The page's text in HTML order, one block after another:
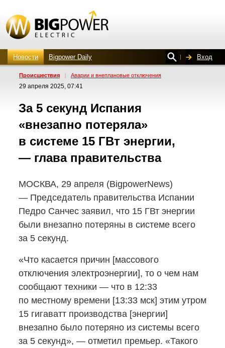
Новости Bigpower Daily Вход
Проиcшествия | Аварии и внеплановые отключения
29 апреля 2025, 07:41
За 5 секунд Испания
«внезапно потеряла»
в системе 15 ГВт энергии,
— глава правительства
МОСКВА, 29 апреля (BigpowerNews)
— Председатель правительства Испании
Педро Санчес заявил, что 15 ГВт энергии
были внезапно потеряны в системе всего
за 5 секунд.
«Что касается причин [массового
отключения электроэнергии], то о чем нам
сообщают техники — что в 12:33
по местному времени [13:33 мск] этим утром
15 гигаватт производства [энергии]
внезапно было потеряно из системы всего
за 5 секунд», — отметил премьер. «Такого